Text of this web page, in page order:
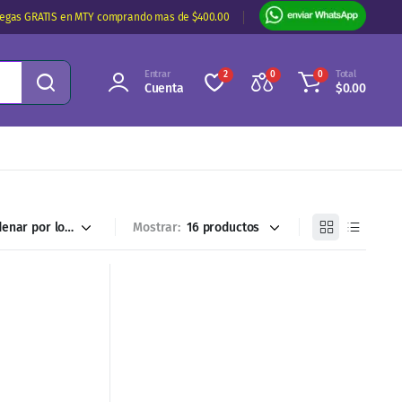
GRATIS en MTY comprando mas de $400.00
Entrar
Cuenta
2 0 0 Total
$0.00
Mostrar: